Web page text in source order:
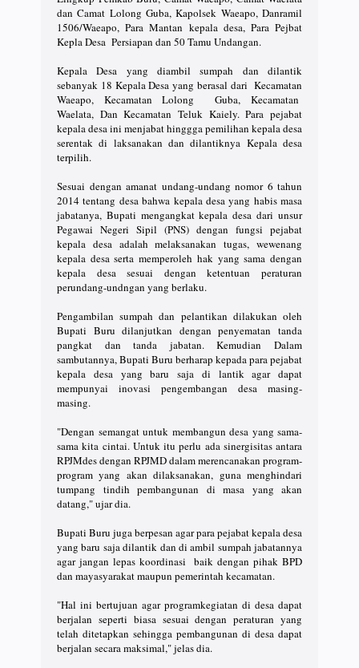
dan Camat Lolong Guba, Kapolsek Waeapo, Danramil
1506/Waeapo, Para Mantan kepala desa, Para Pejbat
Kepla Desa Persiapan dan 50 Tamu Undangan.
Kepala Desa yang diambil sumpah dan dilantik
sebanyak 18 Kepala Desa yang berasal dari Kecamatan
Waeapo, Kecamatan Lolong Guba, Kecamatan
Waelata, Dan Kecamatan Teluk Kaiely. Para pejabat
kepala desa ini menjabat hinggga pemilihan kepala desa
serentak di laksanakan dan dilantiknya Kepala desa
terpilih.
Sesuai dengan amanat undang-undang nomor 6 tahun
2014 tentang desa bahwa kepala desa yang habis masa
jabatanya, Bupati mengangkat kepala desa dari unsur
Pegawai Negeri Sipil (PNS) dengan fungsi pejabat
kepala desa adalah melaksanakan tugas, wewenang
kepala desa serta memperoleh hak yang sama dengan
kepala desa sesuai dengan ketentuan peraturan
perundang-undngan yang berlaku.
Pengambilan sumpah dan pelantikan dilakukan oleh
Bupati Buru dilanjutkan dengan penyematan tanda
pangkat dan tanda jabatan. Kemudian Dalam
sambutannya, Bupati Buru berharap kepada para pejabat
kepala desa yang baru saja di lantik agar dapat
mempunyai inovasi pengembangan desa masing-
masing.
"Dengan semangat untuk membangun desa yang sama-
sama kita cintai. Untuk itu perlu ada sinergisitas antara
RPJMdes dengan RPJMD dalam merencanakan program-
program yang akan dilaksanakan, guna menghindari
tumpang tindih pembangunan di masa yang akan
datang," ujar dia.
Bupati Buru juga berpesan agar para pejabat kepala desa
yang baru saja dilantik dan di ambil sumpah jabatannya
agar jangan lepas koordinasi baik dengan pihak BPD
dan mayasyarakat maupun pemerintah kecamatan.
"Hal ini bertujuan agar programkegiatan di desa dapat
berjalan seperti biasa sesuai dengan peraturan yang
telah ditetapkan sehingga pembangunan di desa dapat
berjalan secara maksimal," jelas dia.